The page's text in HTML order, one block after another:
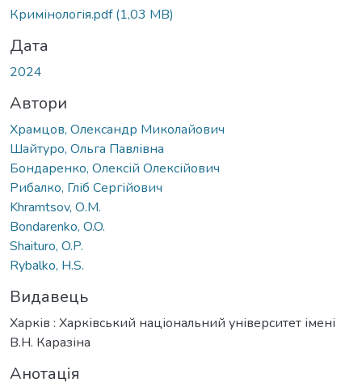
Кримінологія.pdf(1,03 MB)
Дата
2024
Автори
Храмцов, Олександр Миколайович
Шайтуро, Ольга Павлівна
Бондаренко, Олексій Олексійович
Рибалко, Гліб Сергійович
Khramtsov, О.М.
Bondarenko, O.O.
Shaituro, O.P.
Rybalko, H.S.
Видавець
Харків : Харківський національний університет імені
В.Н. Каразіна
Анотація